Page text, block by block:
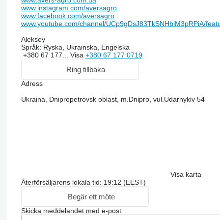
height, m
1
Transport width, m
Tractor power, though, HP .
www.instagram.com/aversagro
www.facebook.com/aversagro
www.youtube.com/channel/UCp9gDsJ83TkSNHbiM3pRPiA/
Aleksey
Språk: Ryska, Ukrainska, Engelska
+380 67 177... Visa +380 67 177 0719
Ring tillbaka
Adress
Ukraina, Dnipropetrovsk oblast, m.Dnipro, vul.Udarnykiv 54
Visa karta
Återförsäljarens lokala tid: 19:12 (EEST)
Begär ett möte
Skicka meddelandet med e-post